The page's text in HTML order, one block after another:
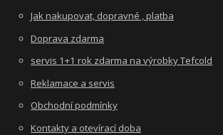
Jak nakupovat, dopravné , platba
Doprava zdarma
servis 1+1 rok zdarma na výrobky Tefcold
Reklamace a servis
Obchodní podmínky
Kontakty a otevírací doba